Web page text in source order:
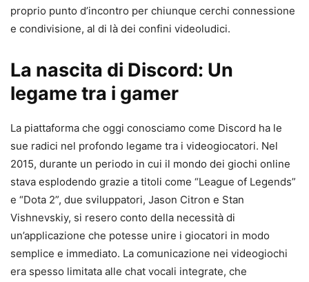
proprio punto d’incontro per chiunque cerchi connessione
e condivisione, al di là dei confini videoludici.
La nascita di Discord: Un
legame tra i gamer
La piattaforma che oggi conosciamo come Discord ha le
sue radici nel profondo legame tra i videogiocatori. Nel
2015, durante un periodo in cui il mondo dei giochi online
stava esplodendo grazie a titoli come “League of Legends”
e “Dota 2”, due sviluppatori, Jason Citron e Stan
Vishnevskiy, si resero conto della necessità di
un’applicazione che potesse unire i giocatori in modo
semplice e immediato. La comunicazione nei videogiochi
era spesso limitata alle chat vocali integrate, che